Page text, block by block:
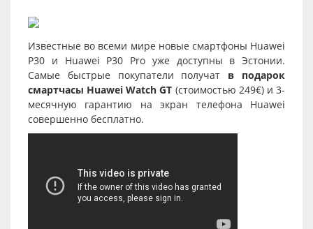
Известные во всеми мире новые смартфоны Huawei
P30 и Huawei P30 Pro уже доступны в Эстонии.
Самые быстрые покупатели получат в подарок
смартчасы Huawei Watch GT (стоимостью 249€) и 3-
месячную гарантию на экран телефона Huawei
совершенно бесплатно.